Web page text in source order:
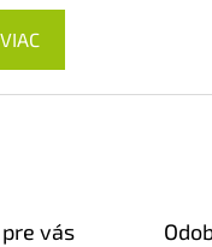
vás